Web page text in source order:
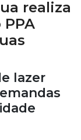
realiza
lazer